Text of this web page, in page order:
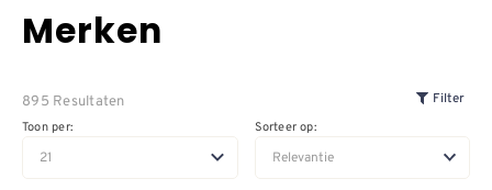
Merken
895 Resultaten Filter
Toon per: Sorteer op: